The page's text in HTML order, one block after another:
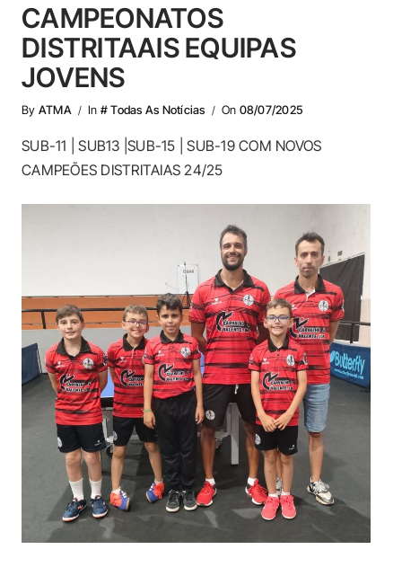
CAMPEONATOS
DISTRITAAIS EQUIPAS
JOVENS
By ATMA In # Todas As Notícias On 08/07/2025
SUB-11 | SUB13 |SUB-15 | SUB-19 COM NOVOS
CAMPEÕES DISTRITAIAS 24/25